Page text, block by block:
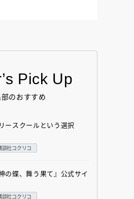
Pick Up
のおすすめ
ースクールという選択
談社コクリコ
の蝶、舞う果て』公式サイ
談社コクリコ